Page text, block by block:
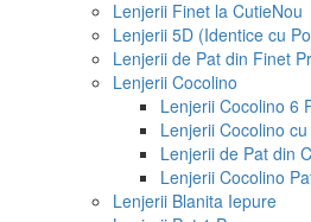
Lenjerii Finet la CutieNou
Lenjerii 5D (Identice cu
Lenjerii de Pat din Finet
Lenjerii Cocolino
Lenjerii Cocolino 6
Lenjerii Cocolino
Lenjerii de Pat din
Lenjerii Cocolino
Lenjerii Blanita Iepure